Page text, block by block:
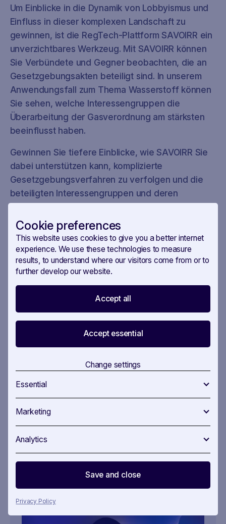
Cookie preferences
This website uses cookies to give you a better internet
experience. We use these technologies to measure
results, to understand where our visitors come from or to
further develop our website.
Accept all
Accept essential
Change settings
Essential
Marketing
Analytics
Save and close
Privacy Policy
Um Einblicke in die Dynamik von Lobbyismus und
Einfluss in dieser komplexen Landschaft zu
gewinnen, ist die RegTech-Plattform SAVOIRR ein
unverzichtbares Werkzeug. Mit SAVOIRR können
Sie Verbündete und Gegner beobachten, die an
Gesetzgebungsakten beteiligt sind. In unserem
Anwendungsfall zum Thema Wasserstoff können
Sie sehen, welche Interessengruppen die
Überarbeitung der Gasverordnung am stärksten
beeinflusst haben.
Gewinnen Sie tiefere Einblicke, wie SAVOIRR Sie
dabei unterstützen kann, komplizierte
Gesetzgebungsverfahren zu verfolgen und die
beteiligten Interessengruppen und deren
USE CASES
für konkrete Beispiele oder
kontaktieren Sie uns für einen Demoanruf.
Die Entwicklung des europäischen Marktpakets
für Wasserstoff und kohlenstoffarmes Gas
spiegelt die Komplexität und Herausforderungen
der politischen Entwicklung im Kontext
umweltfreundlicherer Energiequellen wider. Sie
betont die Notwendigkeit, geopolitische Faktoren
zu berücksichtigen, die Zusammenarbeit zwischen
den verschiedenen Interessenträgern zu fördern
und die Auswirkungen gesetzgeberischer
Einflussnahme, um zu verstehen, wer die Zukunft